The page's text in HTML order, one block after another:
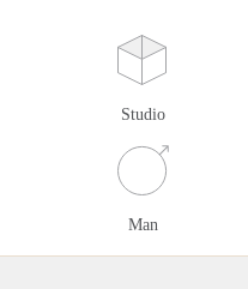
Studio
Man